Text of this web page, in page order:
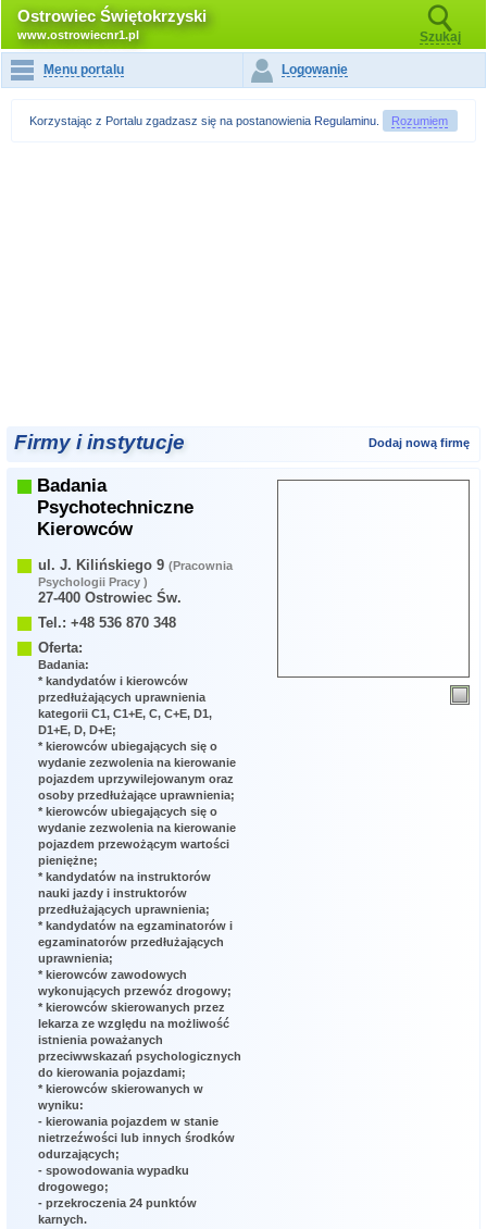
Ostrowiec Świętokrzyski
www.ostrowiecnr1.pl Szukaj
Menu portalu Logowanie
Korzystając z Portalu zgadzasz się na postanowienia Regulaminu Rozumiem
Firmy i instytucje Dodaj nową firmę
Badania
Psychotechniczne
Kierowców
ul. J. Kilińskiego 9(Pracownia
Psychologii Pracy )
27-400 Ostrowiec Św.
Tel.: +48 536 870 348
Oferta:
Badania:
* kandydatów i kierowców
przedłużających uprawnienia
kategorii C1, C1+E, C, C+E, D1,
D1+E, D, D+E;
* kierowców ubiegających się o
wydanie zezwolenia na kierowanie
pojazdem uprzywilejowanym oraz
osoby przedłużające uprawnienia;
* kierowców ubiegających się o
wydanie zezwolenia na kierowanie
pojazdem przewożącym wartości
pieniężne;
* kandydatów na instruktorów
nauki jazdy i instruktorów
przedłużających uprawnienia;
* kandydatów na egzaminatorów i
egzaminatorów przedłużających
uprawnienia;
* kierowców zawodowych
wykonujących przewóz drogowy;
* kierowców skierowanych przez
lekarza ze względu na możliwość
istnienia poważanych
przeciwwskazań psychologicznych
do kierowania pojazdami;
* kierowców skierowanych w
wyniku:
- kierowania pojazdem w stanie
nietrzeźwości lub innych środków
odurzających;
- spowodowania wypadku
drogowego;
- przekroczenia 24 punktów
karnych.